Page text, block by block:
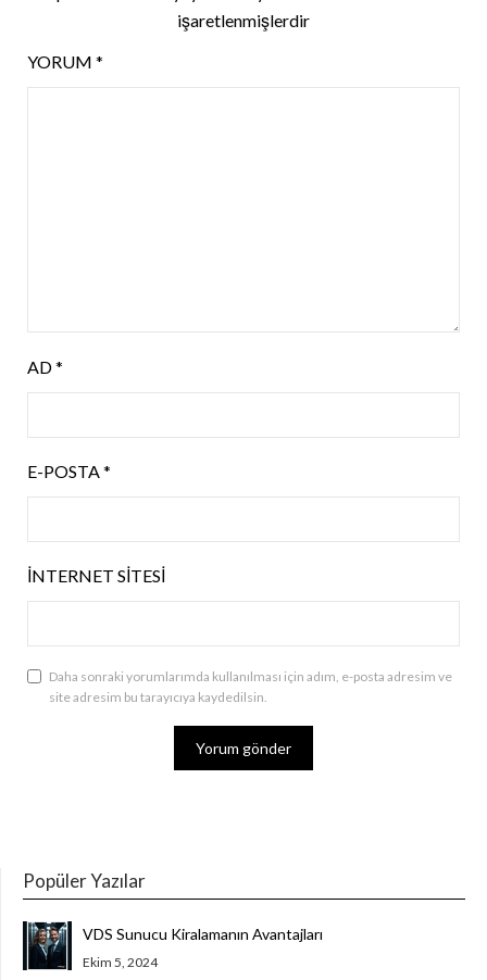
işaretlenmişlerdir
YORUM *
AD*
E-POSTA*
İNTERNET SITESI
Daha sonraki yorumlarımda kullanılması için adım, e-posta adresim ve
site adresim bu tarayıcıya kaydedilsin.
Popüler Yazılar
VDS Sunucu Kiralamanın Avantajları
Ekim 5, 2024